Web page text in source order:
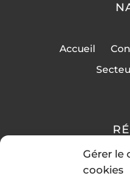
Gérer le
cookies
Accueil